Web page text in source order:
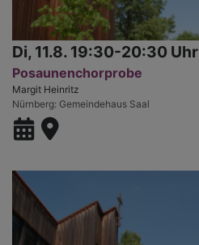
Di, 11.8. 19:30-20:30 Uhr
Posaunenchorprobe
Margit Heinritz
Nürnberg Gemeindehaus Saal